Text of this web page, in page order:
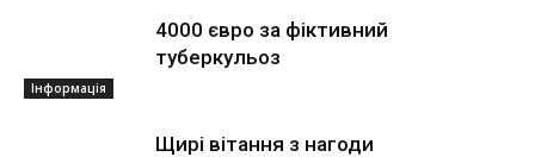
Інформація
4000 євро за фіктивний
туберкульоз
Щирі вітання з нагоди